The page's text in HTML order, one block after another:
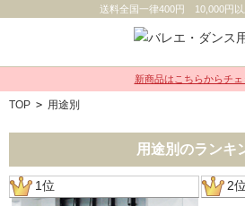
送料全国一律400円 10,000円以
新商品はこちらからチェ
TOP > 用途別
用途別のランキ
1位 2位